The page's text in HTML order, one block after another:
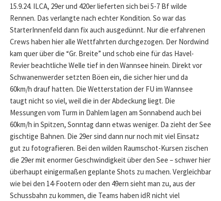
15.9.24. ILCA, 29er und 420er lieferten sich bei 5-7 Bf wilde
Rennen. Das verlangte nach echter Kondition. So war das
StarterInnenfeld dann fix auch ausgedünnt. Nur die erfahrenen
Crews haben hier alle Wettfahrten durchgezogen. Der Nordwind
kam quer über die “Gr. Breite” und schob eine für das Havel-
Revier beachtliche Welle tief in den Wannsee hinein. Direkt vor
Schwanenwerder setzten Böen ein, die sicher hier und da
60km/h drauf hatten. Die Wetterstation der FU im Wannsee
taugt nicht so viel, weil die in der Abdeckung liegt. Die
Messungen vom Turm in Dahlem lagen am Sonnabend auch bei
60km/h in Spitzen, Sonntag dann etwas weniger. Da zieht der See
gischtige Bahnen. Die 29er sind dann nur noch mit viel Einsatz
gut zu fotografieren. Bei den wilden Raumschot-Kursen zischen
die 29er mit enormer Geschwindigkeit über den See – schwer hier
überhaupt einigermaßen geplante Shots zu machen. Vergleichbar
wie bei den 14-Footern oder den 49ern sieht man zu, aus der
Schussbahn zu kommen, die Teams haben idR nicht viel